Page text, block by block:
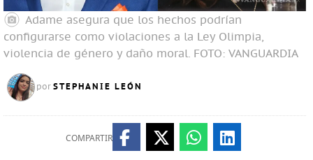
Adame asegura que los hechos podrían
configurarse como violaciones a la Ley Olimpia,
violencia de género y daño moral. FOTO: VANGUARDIA
por STEPHANIE LEÓN
COMPARTIR